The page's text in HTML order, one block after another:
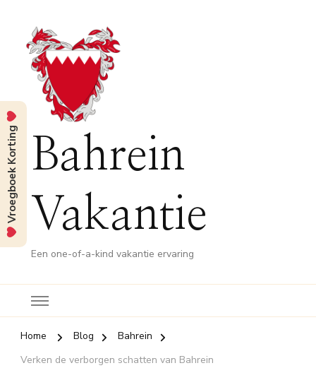
Bahrein
Vakantie
Een one-of-a-kind vakantie ervaring
Home Blog
Bahrein
Verken de verborgen schatten van Bahrein
Vroegboek Korting